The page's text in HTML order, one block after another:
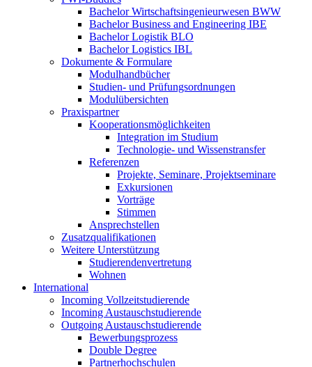
Bachelor Wirtschaftsingenieurwesen BWW
Bachelor Business and Engineering IBE
Bachelor Logistik BLO
Bachelor Logistics IBL
Dokumente & Formulare
Modulhandbücher
Studien- und Prüfungsordnungen
Modulübersichten
Praxispartner
Kooperationsmöglichkeiten
Integration im Studium
Technologie- und Wissenstransfer
Referenzen
Projekte, Seminare, Projektseminare
Exkursionen
Vorträge
Stimmen
Ansprechstellen
Zusatzqualifikationen
Weitere Unterstützung
Studierendenvertretung
Wohnen
International
Incoming Vollzeitstudierende
Incoming Austauschstudierende
Outgoing Austauschstudierende
Bewerbungsprozess
Double Degree
Partnerhochschulen